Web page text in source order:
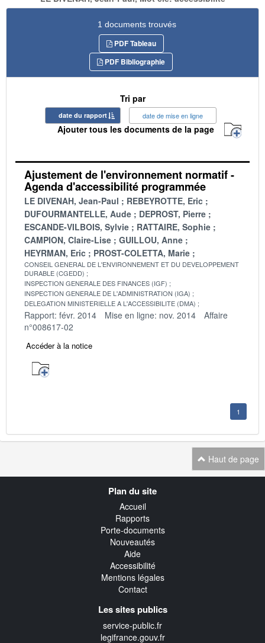
1 documents trouvés
PDF Tableau
PDF Bibliographie
Tri par
date du rapport date de mise en ligne
Ajouter tous les documents de la page
Ajustement de l'environnement normatif -
Agenda d'accessibilité programmée
LE DIVENAH, Jean-Paul
REBEYROTTE, Eric
DUFOURMANTELLE, Aude
DEPROST, Pierre
ESCANDE-VILBOIS, Sylvie
RATTAIRE, Sophie
CAMPION, Claire-Lise
GUILLOU, Anne
HEYRMAN, Eric
PROST-COLETTA, Marie
CONSEIL GENERAL DE L'ENVIRONNEMENT ET DU DEVELOPPEMENT
DURABLE (CGEDD)
INSPECTION GENERALE DES FINANCES (IGF)
INSPECTION GENERALE DE L'ADMINISTRATION (IGA)
DELEGATION MINISTERIELLE A L'ACCESSIBILITE (DMA)
Rapport: févr. 2014 Mise en ligne: nov. 2014
Affaire
n°008617-02
Accéder à la notice
1
Haut de page
Plan du site
Accueil
Rapports
Porte-documents
Nouveautés
Aide
Accessibilité
Mentions légales
Contact
Les sites publics
service-public.fr
legifrance.gouv.fr